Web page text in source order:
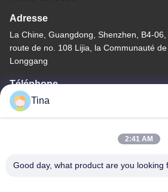
Adresse
La Chine, Guangdong, Shenzhen, B4-06,
route de no. 108 Lijia, la Communauté
Longgang
Téléphone
86-135-3407-1985
Bonne qualité de la Chine Allocation des
Tina
2:41 AM
Good day, what product are you looking